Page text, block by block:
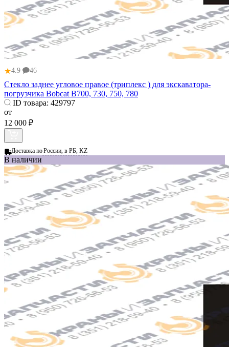
★4.9 46
Стекло заднее угловое правое (триплекс ) для экскаватора-
погрузчика Bobcat B700, 730, 750, 780
ID товара: 429797
от
12 000 ₽
Доставка поРоссии, в РБ, KZ
В наличии